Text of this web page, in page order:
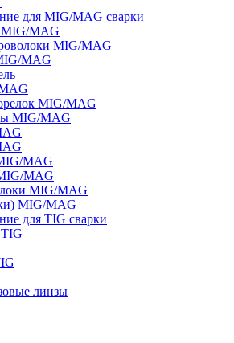
для MIG/MAG сварки
MIG/MAG
MIG/MAG
MAG
MIG/MAG
MIG/MAG
MAG
MAG
MIG/MAG
MIG/MAG
для TIG сварки
линзы